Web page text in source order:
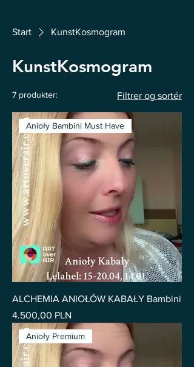
Start KunstKosmogram
KunstKosmogram
7 produkter: Filtrer og sortér
Anioły Bambini Must Have
ALCHEMIA ANIOŁÓW KABAŁY Bambini
Pris
4.500,00 PLN
Anioły Premium